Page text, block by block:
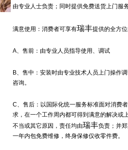
由专业人士负责；同时提供免费送货上门服
满意使用：消费者可享有瑞丰提供的全方
A、售前：由专业人员指导使用、调试
B、售中：安装时由专业技术人员上门操作
咨询。
C、售后：以国际化统一服务标准面对消费
求，在一个工作周内都可得到满意的解决或
不当或其它原因，责任均由瑞丰负责；并
一年内包免费维修，终身保修仅收零件费。